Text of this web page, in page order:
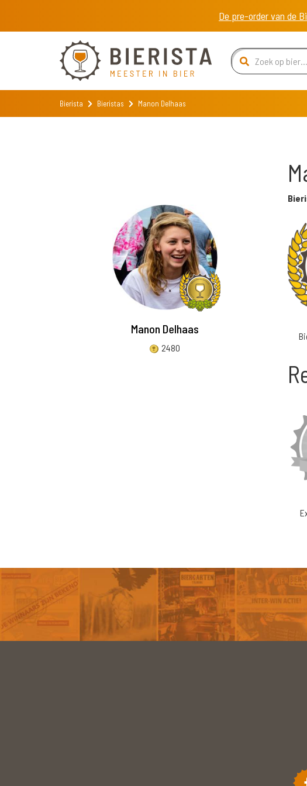
De pre-order van de
Bierista Bieristas Manon Delhaas
Manon Delhaas
2480